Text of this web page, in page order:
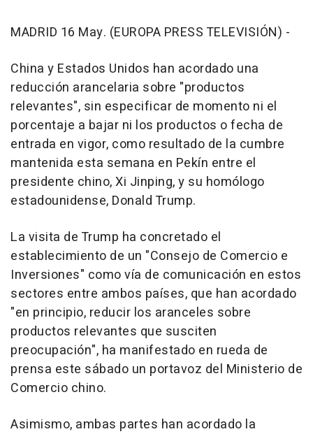
MADRID 16 May. (EUROPA PRESS TELEVISIÓN) -
China y Estados Unidos han acordado una
reducción arancelaria sobre "productos
relevantes", sin especificar de momento ni el
porcentaje a bajar ni los productos o fecha de
entrada en vigor, como resultado de la cumbre
mantenida esta semana en Pekín entre el
presidente chino, Xi Jinping, y su homólogo
estadounidense, Donald Trump.
La visita de Trump ha concretado el
establecimiento de un "Consejo de Comercio e
Inversiones" como vía de comunicación en estos
sectores entre ambos países, que han acordado
"en principio, reducir los aranceles sobre
productos relevantes que susciten
preocupación", ha manifestado en rueda de
prensa este sábado un portavoz del Ministerio de
Comercio chino.
Asimismo, ambas partes han acordado la